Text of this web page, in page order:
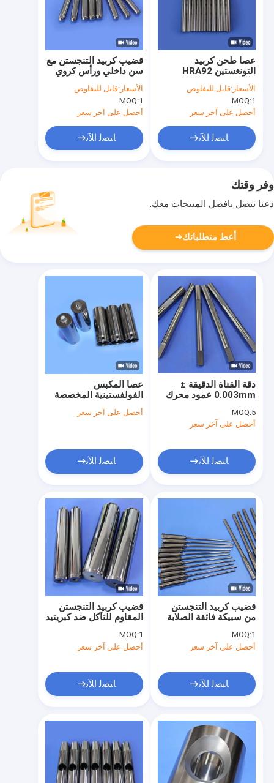
المنتجات
أشرطة فيديو
قضيب كربيد التنجستن مع
سن داخلي ورأس كروي
الأسعار:قابل للتفاوض
MOQ:1
أحصل على آخر سعر
ﺎﺘﺼﻟ ﺍﻶﻧ
عصا طحن كربيد
التونغستين HRA92
للآلات عالية الدقة
الأسعار:قابل للتفاوض
MOQ:1
أحصل على آخر سعر
ﺎﺘﺼﻟ ﺍﻶﻧ
وفر وقتك
دعنا نتصل بأفضل المنتجات معك.
أعط متطلباتك
عصا المكبس
الفولفستينية المخصصة
14.6g/cm3 كثافة
أحصل على آخر سعر
ﺎﺘﺼﻟ ﺍﻶﻧ
دقة القناة الدقيقة ±
0.003mm عمود محرك
المغناطيسي لمواد أشباه
الموصلات والمعدات
MOQ:5
أحصل على آخر سعر
ﺎﺘﺼﻟ ﺍﻶﻧ
قضيب كربيد التنجستن
المقاوم للتآكل ضد كبريتيد
درجة مئوية للبيئات
MOQ:1
أحصل على آخر سعر
ﺎﺘﺼﻟ ﺍﻶﻧ
قضيب كربيد التنجستن
من سبيكة فائقة الصلابة
92
MOQ:1
أحصل على آخر سعر
ﺎﺘﺼﻟ ﺍﻶﻧ